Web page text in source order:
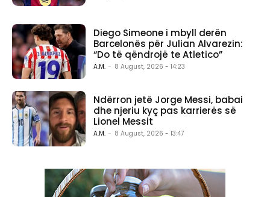
Diego Simeone i mbyll derën
Barcelonës për Julian Alvarezin:
“Do të qëndrojë te Atletico”
A.M. - 8 August, 2026 - 14:23
Ndërron jetë Jorge Messi, babai
dhe njeriu kyç pas karrierës së
Lionel Messit
A.M. - 8 August, 2026 - 13:47